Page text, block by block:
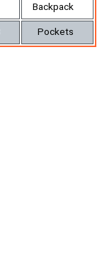
Backpack
Pockets